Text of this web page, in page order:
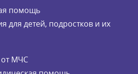
помощь
для детей, подростков и их
МЧС